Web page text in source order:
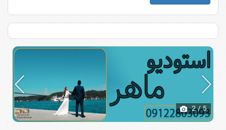
2/ 5